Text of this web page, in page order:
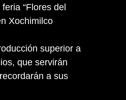
“Flores del
Xochimilco
superior a
que servirán
a sus